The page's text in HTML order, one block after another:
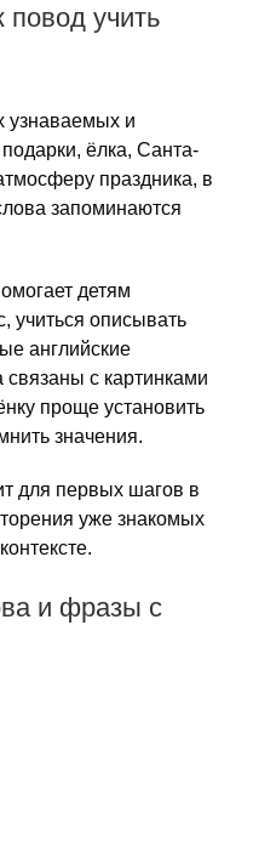
повод учить
узнаваемых и
ёлка, Санта-
праздника, в
запоминаются
детям
учиться описывать
английские
с картинками
проще установить
значения.
для первых шагов в
уже знакомых
и фразы с